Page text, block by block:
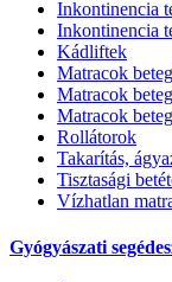
Inkontinencia
Inkontinencia
Kádliftek
Matracok
Matracok
Matracok
Rollátorok
Takarítás,
Tisztasági
Vízhatlan
Gyógyászati